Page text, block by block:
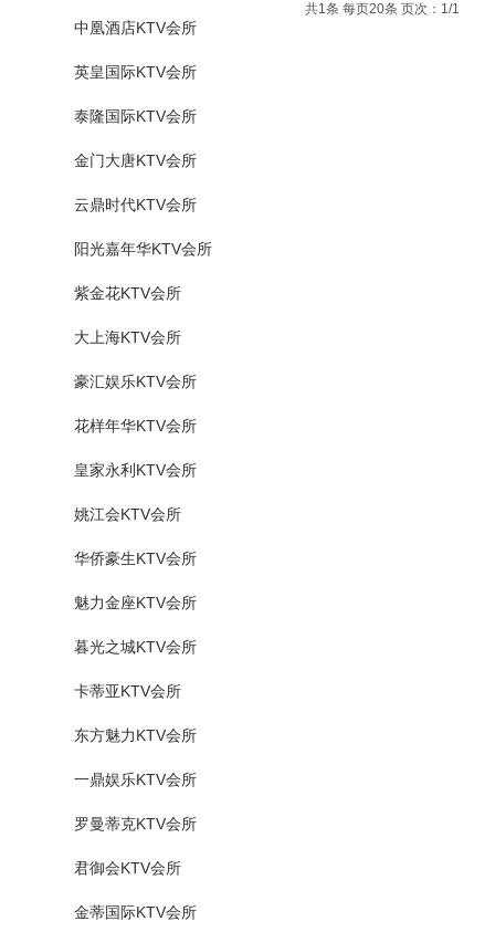
中凰酒店KTV会所
英皇国际KTV会所
泰隆国际KTV会所
金门大唐KTV会所
云鼎时代KTV会所
阳光嘉年华KTV会所
紫金花KTV会所
大上海KTV会所
豪汇娱乐KTV会所
花样年华KTV会所
皇家永利KTV会所
姚江会KTV会所
华侨豪生KTV会所
魅力金座KTV会所
暮光之城KTV会所
卡蒂亚KTV会所
东方魅力KTV会所
一鼎娱乐KTV会所
罗曼蒂克KTV会所
君御会KTV会所
金蒂国际KTV会所
共1条 每页20条 页次：1/1